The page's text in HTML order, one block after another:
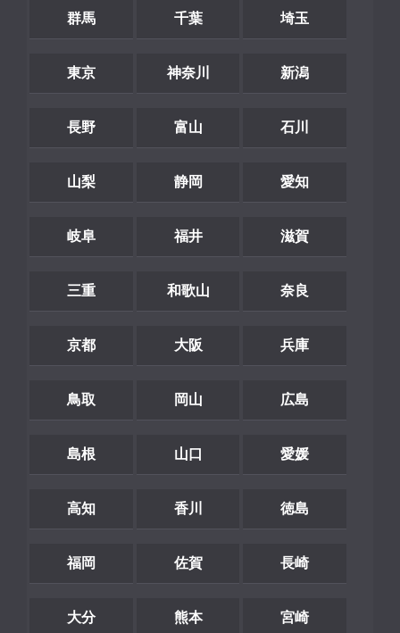
群馬 千葉 埼玉
東京 神奈川 新潟
長野 富山 石川
山梨 静岡 愛知
岐阜 福井 滋賀
三重 和歌山 奈良
京都 大阪 兵庫
鳥取 岡山 広島
島根 山口 愛媛
高知 香川 徳島
福岡 佐賀 長崎
大分 熊本 宮崎